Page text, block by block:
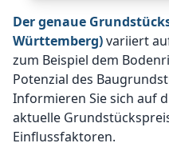
Der genaue
Württemberg)variiert
zum Beispiel dem
Potenzial des
Informieren Sie sich auf
aktuelle
Einflussfaktoren.